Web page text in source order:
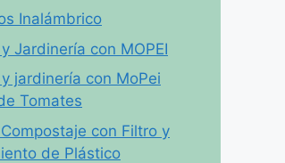
Inalámbrico
Jardinería con MOPEI
jardinería con MoPei
Tomates
con Filtro y
de Plástico